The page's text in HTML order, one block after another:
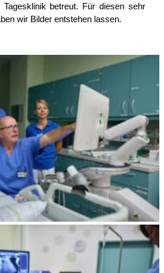
betreut. Für diesen sehr
wir Bilder entstehen lassen.